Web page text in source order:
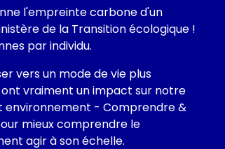
l'empreinte carbone d'un
de la Transition écologique !
par individu.
vers un mode de vie plus
vraiment un impact sur notre
environnement - Comprendre &
mieux comprendre le
agir à son échelle.